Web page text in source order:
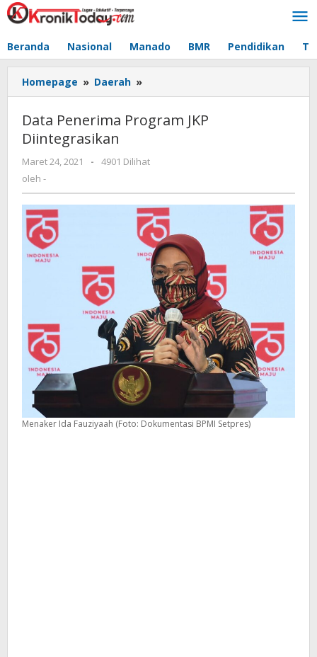
Lewati
ke
Beranda Nasional Manado BMR Pendidikan
Homepage » Daerah »
Penerima
JKP
Data Penerima Program JKP
Diintegrasikan
Maret 24, 2021
oleh
-
4901 Dilihat
oleh -
Menaker Ida Fauziyaah (Foto: Dokumentasi BPMI Setpres)